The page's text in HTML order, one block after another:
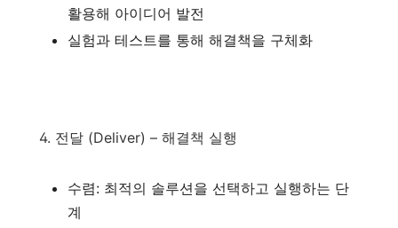
활용해 아이디어 발전
실험과 테스트를 통해 해결책을 구체화
4. 전달 (Deliver) – 해결책 실행
수렴: 최적의 솔루션을 선택하고 실행하는 단
계